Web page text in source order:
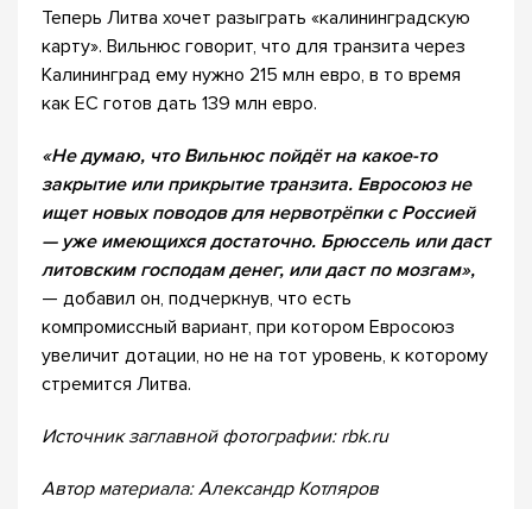
Теперь Литва хочет разыграть «калининградскую
карту». Вильнюс говорит, что для транзита через
Калининград ему нужно 215 млн евро, в то время
как ЕС готов дать 139 млн евро.
«Не думаю, что Вильнюс пойдёт на какое-то
закрытие или прикрытие транзита. Евросоюз не
ищет новых поводов для нервотрёпки с Россией
— уже имеющихся достаточно. Брюссель или даст
литовским господам денег, или даст по мозгам»,
— добавил он, подчеркнув, что есть
компромиссный вариант, при котором Евросоюз
увеличит дотации, но не на тот уровень, к которому
стремится Литва.
Источник заглавной фотографии: rbk.ru
Автор материала: Александр Котляров